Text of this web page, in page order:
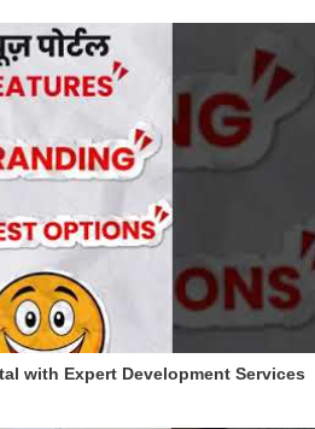
with Expert Development Services